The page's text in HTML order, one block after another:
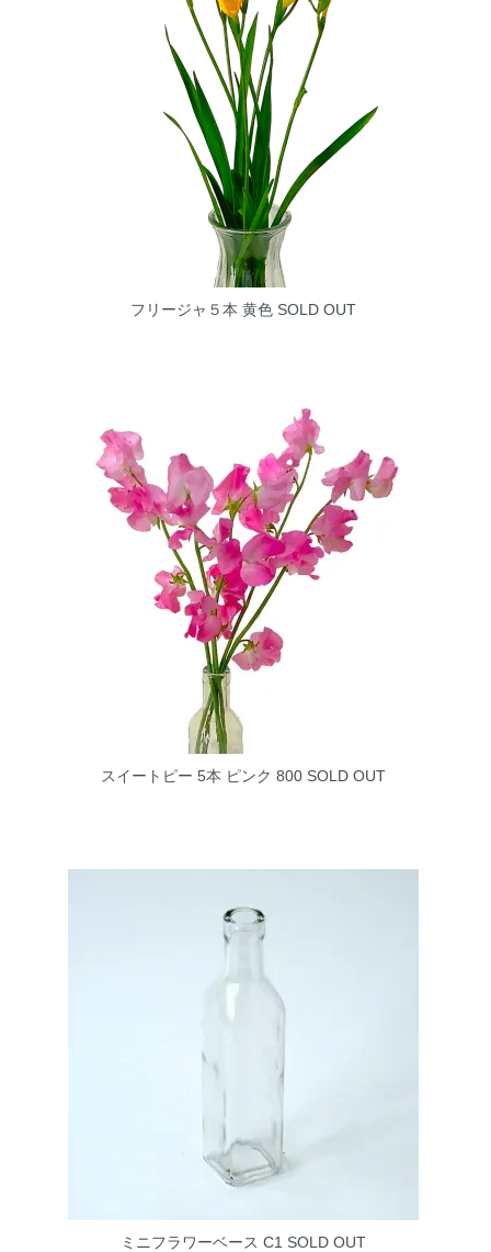
フリージャ５本 黄色SOLD OUT
スイートピー 5本 ピンク 800SOLD OUT
ミニフラワーベース C1 SOLD OUT